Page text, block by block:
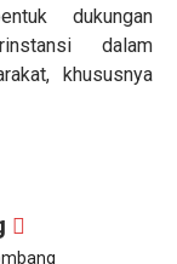
dukungan
dalam
khususnya